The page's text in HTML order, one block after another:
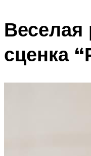
Веселая
сценка